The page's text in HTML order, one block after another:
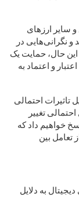
سایر ارزهای
نگرانی‌هایی در
حال، حمایت یک
و اعتماد به
تاثیرات احتمالی
تغییر
خواهیم داد که
تعامل بین
به دلایل